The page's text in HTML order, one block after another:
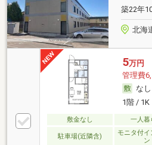
築22年
北海
5万円
管理費
なし
1階 / 1K
敷金なし 一人暮
駐車場(近隣含)
モニタ付イ
ン